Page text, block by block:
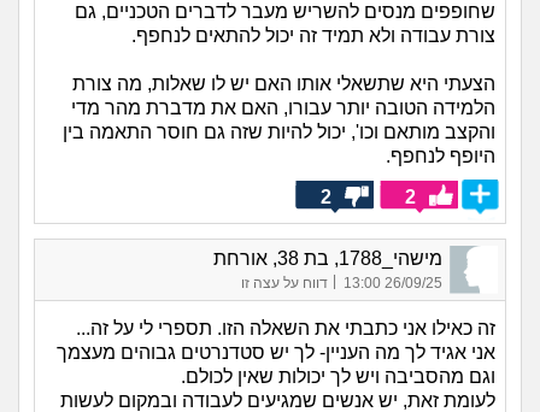
שחופפים מנסים להשריש מעבר לדברים הטכניים, גם
צורת עבודה ולא תמיד זה יכול להתאים לנחפף.
הצעתי היא שתשאלי אותו האם יש לו שאלות, מה צורת
הלמידה הטובה יותר עבורו, האם את מדברת מהר מדי
והקצב מותאם וכו', יכול להיות שזה גם חוסר התאמה בין
היופף לנחפף.
2
2
מישהי_1788, בת 38, אורחת
26/09/25 13:00
| דווח על עצה זו
זה כאילו אני כתבתי את השאלה הזו. תספרי לי על זה...
אני אגיד לך מה העניין- לך יש סטדנרטים גבוהים מעצמך
וגם מהסביבה ויש לך יכולות שאין לכולם.
לעומת זאת, יש אנשים שמגיעים לעבודה ובמקום לעשות